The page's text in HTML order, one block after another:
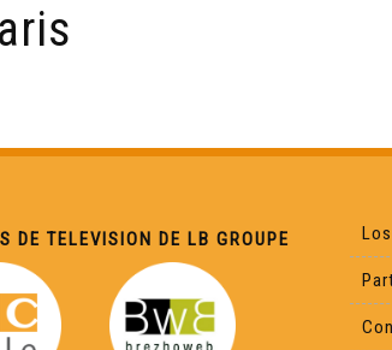
DE TELEVISION DE LB GROUPE